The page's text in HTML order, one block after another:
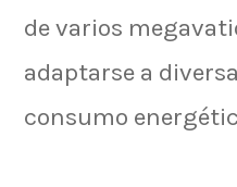
de varios
adaptarse a
consumo